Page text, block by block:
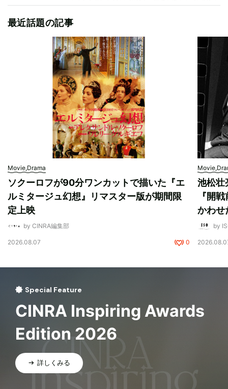
最近話題の記事
Movie,Drama
ソクーロフが90分ワンカットで描いた『エ
ルミタージュ幻想』リマスター版が期間限
定上映
by CINRA編集部
2026.08.07 0
池松壮
『開
かわせ
by
Special Feature
CINRA Inspiring Awards
Edition 2026
詳しくみる